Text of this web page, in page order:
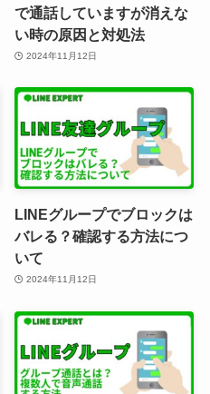
で通話していますが消えな
い時の原因と対処法
2024年11月12日
LINEグループでブロックは
バレる？確認する方法につ
いて
2024年11月12日